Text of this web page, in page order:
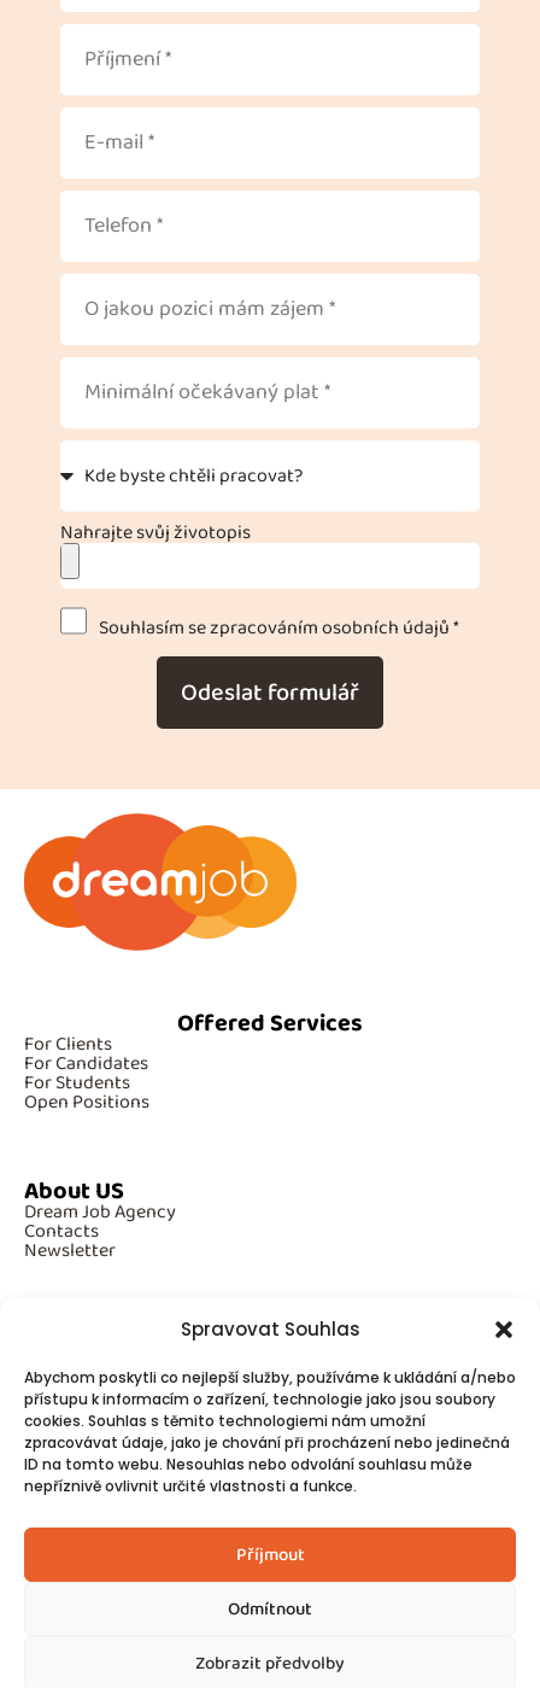
Spravovat Souhlas
Abychom poskytli co nejlepší služby, používáme k ukládání a/nebo
přístupu k informacím o zařízení, technologie jako jsou soubory
cookies. Souhlas s těmito technologiemi nám umožní
zpracovávat údaje, jako je chování při procházení nebo jedinečná
ID na tomto webu. Nesouhlas nebo odvolání souhlasu může
nepříznivě ovlivnit určité vlastnosti a funkce.
Příjmout
Odmítnout
Zobrazit předvolby
Nahrajte svůj životopis
Souhlasím se zpracováním osobních údajů *
Odeslat formulář
Offered Services
For Clients
For Candidates
For Students
Open Positions
About US
Dream Job Agency
Contacts
Newsletter
Additional Information
GDPR
Cookies
Follow Us